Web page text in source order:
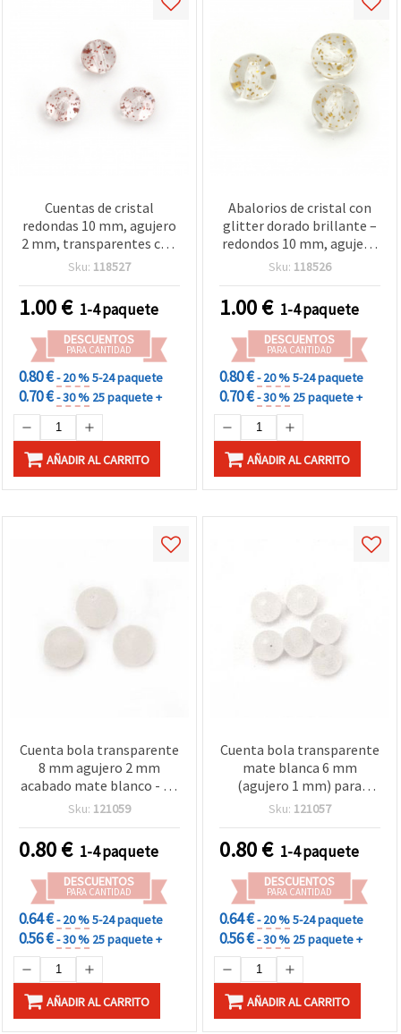
Cuentas de cristal
redondas 10 mm, agujero
2 mm, transparentes con
purpurina, color ciclamen
bisutería y manualidades
Sku: 118527
1.00€ 1-4 paquete
DESCUENTOS
PARA CANTIDAD
0.80 €- 20 %5-24 paquete
0.70 €- 30 % 25 paquete +
AÑADIR AL CARRITO
Abalorios de cristal con
glitter dorado brillante –
redondos 10 mm, agujero
2 mm, pack aprox. 35 uds
manualidades
Sku: 118526
1.00€ 1-4 paquete
DESCUENTOS
PARA CANTIDAD
0.80 €- 20 %5-24 paquete
0.70 €- 30 % 25 paquete +
AÑADIR AL CARRITO
Cuenta bola transparente
8 mm agujero 2 mm
acabado mate blanco - 20
g (~80 unidades) para
Sku: 121059
0.80€ 1-4 paquete
DESCUENTOS
PARA CANTIDAD
0.64 €- 20 %5-24 paquete
0.56 €- 30 % 25 paquete +
AÑADIR AL CARRITO
Cuenta bola transparente
mate blanca 6 mm
(agujero 1 mm) para
bisutería y manualidades
Sku: 121057
0.80€ 1-4 paquete
DESCUENTOS
PARA CANTIDAD
0.64 €- 20 %5-24 paquete
0.56 €- 30 % 25 paquete +
AÑADIR AL CARRITO